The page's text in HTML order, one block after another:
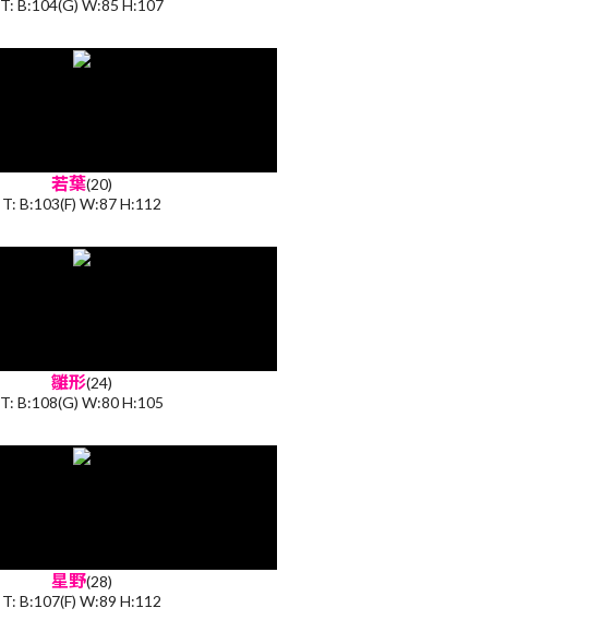
T: B:104(G) W:85 H:107
若葉(20)
T: B:103(F) W:87 H:112
雛形(24)
T: B:108(G) W:80 H:105
星野(28)
T: B:107(F) W:89 H:112